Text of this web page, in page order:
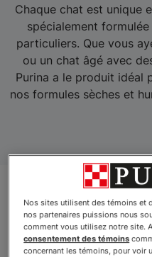
Chaque chat est unique
spécialement
particuliers. Que vous
ou un chat âgé avec
Purina a le produit idéal
nos formules sèches et
Produits
Nos sites utilisent des témoins et
nos partenaires puissions nous
comment vous utilisez notre site.
consentement des témoins
concernant les témoins, pour voir